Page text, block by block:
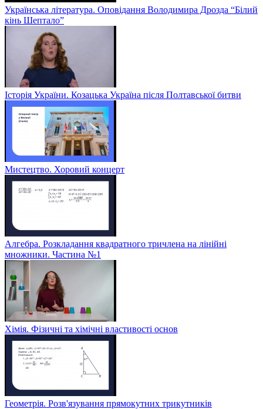
Українська література. Оповідання Володимира Дрозда “Білий
кінь Шептало”
Історія України. Козацька Україна після Полтавської битви
Мистецтво. Хоровий концерт
Алгебра. Розкладання квадратного тричлена на лінійні
множники. Частина №1
Хімія. Фізичні та хімічні властивості основ
Геометрія. Розв'язування прямокутних трикутників